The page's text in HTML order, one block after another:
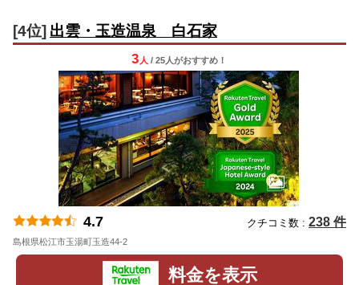
[4位] 出雲・玉造温泉 白石家
3 人 / 25人がおすすめ！
4.7 クチコミ数 : 238 件
島根県松江市玉湯町玉造44-2
料金を表示